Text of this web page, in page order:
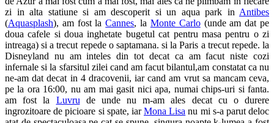
zi in alta statiune si am descoperit si un aqua park in Antibes
(Aquasplash), am fost laCannes, la Monte Carlo(unde am dat pe
doua cafele si doua inghetate bugetul cat pentru masa pentru o zi
intreaga) si a trecut repede o saptamana. si la Paris a trecut repede. la
Disneyland nu am inteles din tot decat ca am facut niste cozi
infernale si la sfarsitul zilei cand am facut bilantul,am constatat ca nu
ne-am dat decat in 4 dracovenii, iar cand am vrut sa mancam ceva,
pe la ora 16:00, nu am mai gasit nici apa, numai chips-uri si fanta.
am fost la Luvru de unde nu m-am ales decat cu o durere
ingrozitoare de picioare si spate, iarMona Lisa nu mi s-a parut deloc